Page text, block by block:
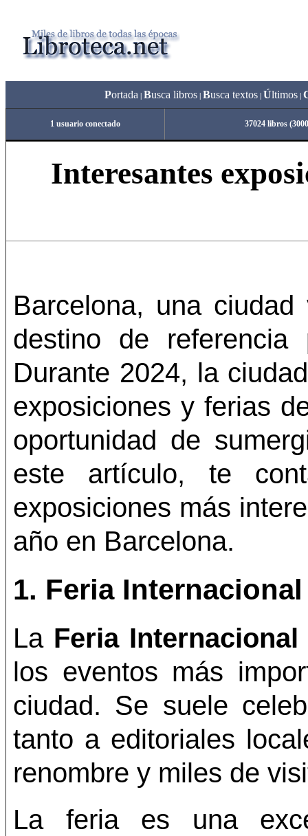
Portada Busca libros| Busca textos| Últimos|
1 usuario conectado 37024 libros
Interesantes
Barcelona, una
destino de
Durante 2024, la
exposiciones y ferias
oportunidad de
este artículo, te
exposiciones más
año en Barcelona.
1. Feria
La Feria
los eventos más
ciudad. Se suele
tanto a editoriales
renombre y miles de
La feria es una